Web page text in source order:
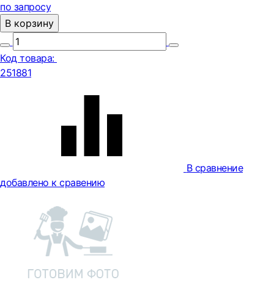
по запросу
В корзину
Код товара:
251881
В сравнение
добавлено к сравению